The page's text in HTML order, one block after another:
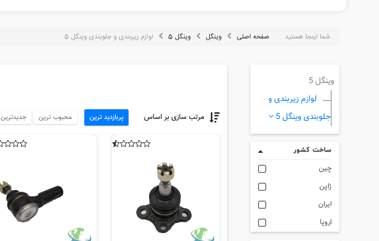
شما اینجا هستید صفحه اصلی وینگل وینگل 5 لوازم زیربندی و جلوبندی وینگل 5
وینگل 5
لوازم زیربندی و
جلوبندی وینگل 5
ساخت کشور
چین
ژاپن
ایران
اروپا
مرتب سازی بر اساس پربازدید ترین محبوب ترین جدیدترین